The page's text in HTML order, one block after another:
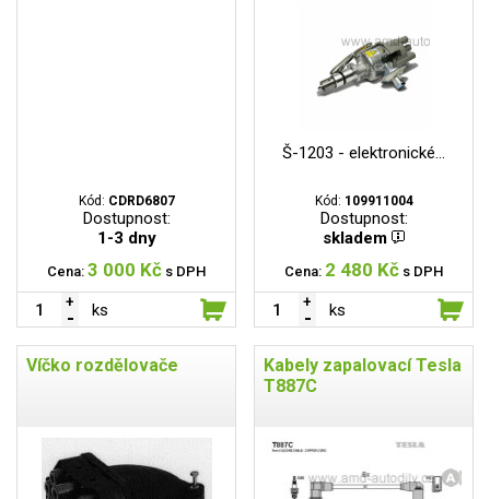
Kód: CDRD6807
Dostupnost:
1-3 dny
Cena: 3 000 Kč s DPH
ks
Š-1203 - elektronické...
Kód: 109911004
Dostupnost:
skladem
Cena: 2 480 Kč s DPH
ks
Víčko rozdělovače
Kabely zapalovací Tesla
T887C